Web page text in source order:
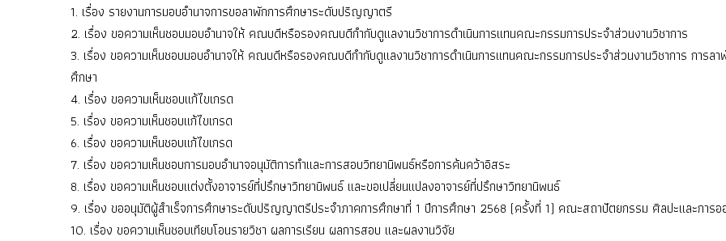
1. เรื่อง รายงานการมอบอำนาจการขอลาพักการศึกษาระดับปริญญาตรี
2. เรื่อง ขอความเห็นชอบมอบอำนาจให้ คณบดีหรือรองคณบดีกำกับดูแลงานวิชาการดำเนินการแทนคณะกรรมการประจำส่วนงานวิชาการ
3. เรื่อง ขอความเห็นชอบมอบอำนาจให้ คณบดีหรือรองคณบดีกำกับดูแลงานวิชาการดำเนินการแทนคณะกรรมการประจำส่วนงานวิชาการ การล
ศึกษา
4. เรื่อง ขอความเห็นชอบแก้ไขเกรด
5. เรื่อง ขอความเห็นชอบแก้ไขเกรด
6. เรื่อง ขอความเห็นชอบแก้ไขเกรด
7. เรื่อง ขอความเห็นชอบการมอบอำนาจอนุมัติการทำและการสอบวิทยานิพนธ์หรือการค้นคว้าอิสระ
8. เรื่อง ขอความเห็นชอบแต่งตั้งอาจารย์ที่ปรึกษาวิทยานิพนธ์ และขอเปลี่ยนแปลงอาจารย์ที่ปรึกษาวิทยานิพนธ์
9. เรื่อง ขออนุมัติผู้สำเร็จการศึกษาระดับปริญญาตรีประจำภาคการศึกษาที่ 1 ปีการศึกษา 2568 (ครั้งที่ 1) คณะสถาปัตยกรรม ศิลปะและการอ
10. เรื่อง ขอความเห็นชอบเทียบโอนรายวิชา ผลการเรียน ผลการสอบ และผลงานวิจัย